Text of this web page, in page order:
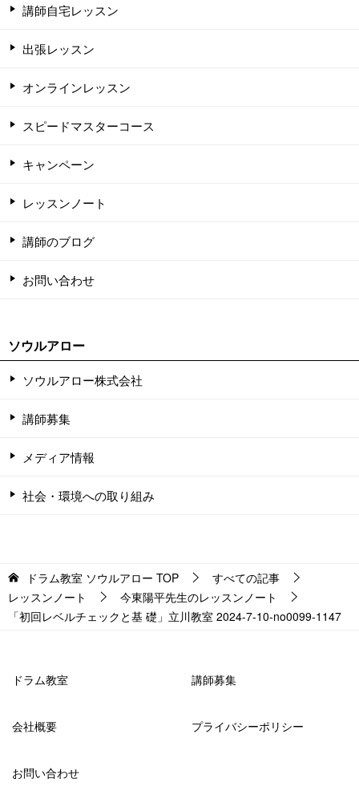
講師自宅レッスン
出張レッスン
オンラインレッスン
スピードマスターコース
キャンペーン
レッスンノート
講師のブログ
お問い合わせ
ソウルアロー
ソウルアロー株式会社
講師募集
メディア情報
社会・環境への取り組み
ドラム教室 ソウルアロー TOP
すべての記事
レッスンノート
今東陽平先生のレッスンノート
「初回レベルチェックと基 礎」立川教室 2024-7-10-no0099-1147
ドラム教室 講師募集
会社概要 プライバシーポリシー
お問い合わせ